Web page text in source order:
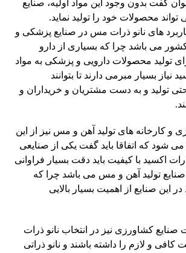
گفت بدون وجود این مواد اولیه، صنایع
محصولات خود را تولید نماید.
های نانو ذرات مس در صنایع پزشکی و
می باشد چرا که بسیاری از دارو
تولید محصولات دارویی و پزشکی به مواد
نیاز بسیار مبرمی دارند تا بتوانند
تولید و به دست مشتریان و خریداران و
و کارخانه های تولید آهن و مس نیز از این
می شود که اتفاقا باید گفت یکی از صنایعی
اکسید با کیفیت باید دقت بسیار فراوانی
صنایع تولید آهن و مس می باشد چرا که
این صنایع از اهمیت بسیار بالایی
صنایع کشاورزی نیز در انتخاب نانو ذرات
کافی و لازم را داشته باشند و نانو ذراتی